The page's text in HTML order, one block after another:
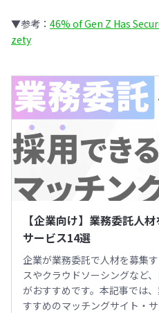
▼参考： 46% of Gen Z Has
zety
【企業向け】業務委託人
サービス14選
企業が業務委託で人材を募集
スやクラウドソーシングなど
がおすすめです。本記事では
すすめのマッチングサイト・